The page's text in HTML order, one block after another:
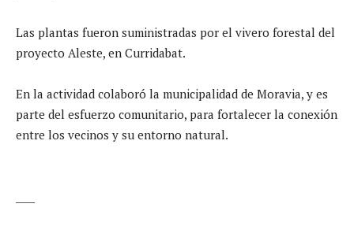
Las plantas fueron suministradas por el vivero forestal del
proyecto Aleste, en Curridabat.
En la actividad colaboró la municipalidad de Moravia, y es
parte del esfuerzo comunitario, para fortalecer la conexión
entre los vecinos y su entorno natural.